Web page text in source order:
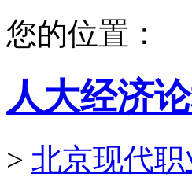
您的位置：
人大经济
> 北京现代